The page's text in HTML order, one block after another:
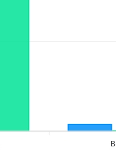
B